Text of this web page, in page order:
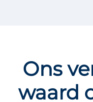
Ons
waard